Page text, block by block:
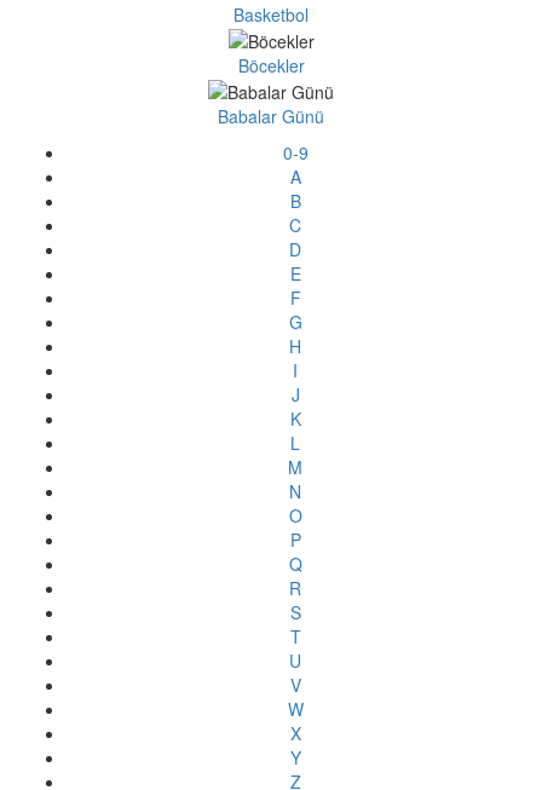
Basketbol
Böcekler
Babalar Günü
0-9
A
B
C
D
E
F
G
H
I
J
K
L
M
N
O
P
Q
R
S
T
U
V
W
X
Y
Z